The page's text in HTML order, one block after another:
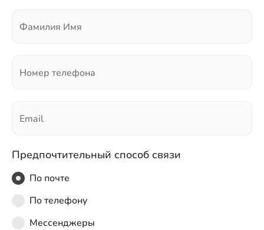
Фамилия Имя
Номер телефона
Email
Предпочтительный способ связи
По почте
По телефону
Мессенджеры